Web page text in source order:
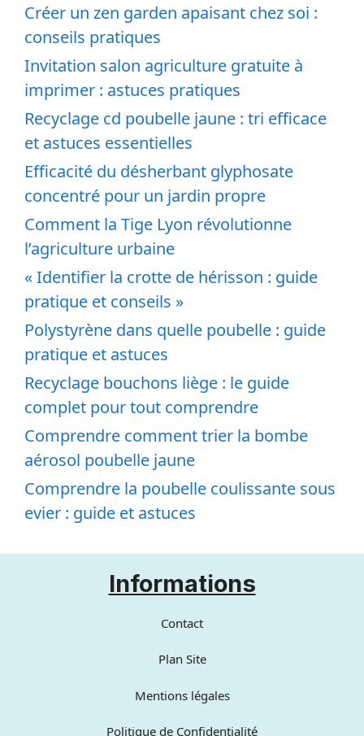
Créer un zen garden apaisant chez soi :
conseils pratiques
Invitation salon agriculture gratuite à
imprimer : astuces pratiques
Recyclage cd poubelle jaune : tri efficace
et astuces essentielles
Efficacité du désherbant glyphosate
concentré pour un jardin propre
Comment la Tige Lyon révolutionne
l’agriculture urbaine
« Identifier la crotte de hérisson : guide
pratique et conseils »
Polystyrène dans quelle poubelle : guide
pratique et astuces
Recyclage bouchons liège : le guide
complet pour tout comprendre
Comprendre comment trier la bombe
aérosol poubelle jaune
Comprendre la poubelle coulissante sous
evier : guide et astuces
Informations
Contact
Plan Site
Mentions légales
Politique de Confidentialité